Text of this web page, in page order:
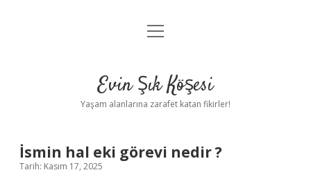
Anasayfa
Yasal Uyarı
menüyü
Evin Şık Köşesi
Yaşam alanlarına zarafet katan fikirler!
İsmin hal eki görevi nedir ?
Tarih: Kasım 17, 2025